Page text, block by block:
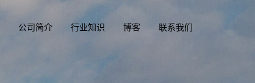
公司简介 行业知识 博客 联系我们